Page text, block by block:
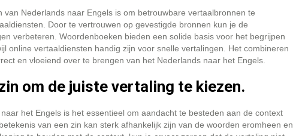
Nederlands naar Engels is om betrouwbare vertaalbronnen te
Door te vertrouwen op gevestigde bronnen kun je de
verbeteren. Woordenboeken bieden een solide basis voor het begrijpen
online vertaaldiensten handig zijn voor snelle vertalingen. Het combineren
en vloeiend over te brengen van het Nederlands naar het Engels.
om de juiste vertaling te kiezen.
het Engels is het essentieel om aandacht te besteden aan de context
van een zin kan sterk afhankelijk zijn van de woorden eromheen en